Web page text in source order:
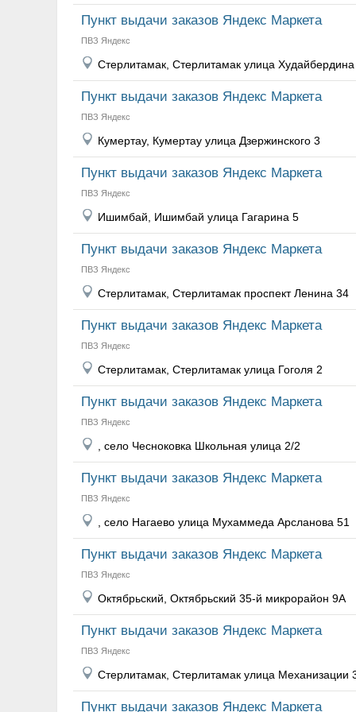
Пункт выдачи заказов Яндекс Маркета
ПВЗ Яндекс
Стерлитамак, Стерлитамак улица
Пункт выдачи заказов Яндекс Маркета
ПВЗ Яндекс
Кумертау, Кумертау улица Дзержинского 3
Пункт выдачи заказов Яндекс Маркета
ПВЗ Яндекс
Ишимбай, Ишимбай улица Гагарина 5
Пункт выдачи заказов Яндекс Маркета
ПВЗ Яндекс
Стерлитамак, Стерлитамак проспект Ленина 34
Пункт выдачи заказов Яндекс Маркета
ПВЗ Яндекс
Стерлитамак, Стерлитамак улица Гоголя 2
Пункт выдачи заказов Яндекс Маркета
ПВЗ Яндекс
, село Чесноковка Школьная улица 2/2
Пункт выдачи заказов Яндекс Маркета
ПВЗ Яндекс
, село Нагаево улица Мухаммеда Арсланова 51
Пункт выдачи заказов Яндекс Маркета
ПВЗ Яндекс
Октябрьский, Октябрьский 35-й микрорайон 9А
Пункт выдачи заказов Яндекс Маркета
ПВЗ Яндекс
Стерлитамак, Стерлитамак улица Механизации
Пункт выдачи заказов Яндекс Маркета